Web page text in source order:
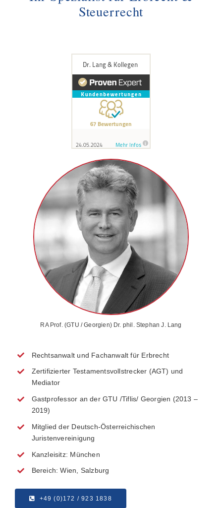
Steuerrecht
RA Prof. (GTU / Georgien) Dr. phil. Stephan J. Lang
Rechtsanwalt und Fachanwalt für Erbrecht
Zertifizierter Testamentsvollstrecker (AGT) und
Mediator
Gastprofessor an der GTU /Tiflis/ Georgien (2013 –
2019)
Mitglied der Deutsch-Österreichischen
Juristenvereinigung
Kanzleisitz: München
Bereich: Wien, Salzburg
+49 (0)172 / 923 1838